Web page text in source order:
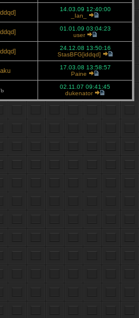
14.03.09 12:40:00
_Ian_
01.01.09 03:04:23
user
24.12.08 13:50:16
StasBFG[iddqd]
17.03.08 13:58:57
Paine
02.11.07 09:41:45
dukenator